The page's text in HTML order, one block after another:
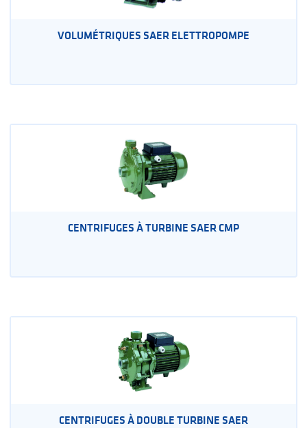
VOLUMÉTRIQUES SAER ELETTROPOMPE
CENTRIFUGES À TURBINE SAER CMP
CENTRIFUGES À DOUBLE TURBINE SAER